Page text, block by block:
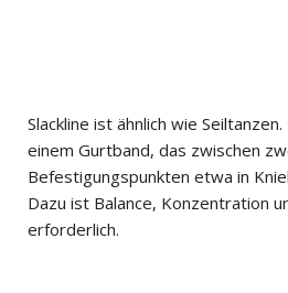
Slackline ist ähnlich wie
einem Gurtband, das zwischen
Befestigungspunkten etwa in
Dazu ist Balance, Konzentration
erforderlich.